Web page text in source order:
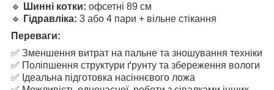
🔹
Шинні котки: офсетні 89 см
🔹
Гідравліка: 3 або 4 пари + вільне стікання
Переваги:
✅ Зменшення витрат на пальне та зношування техніки
✅ Поліпшення структури ґрунту та збереження вологи
✅ Ідеальна підготовка насіннєвого ложа